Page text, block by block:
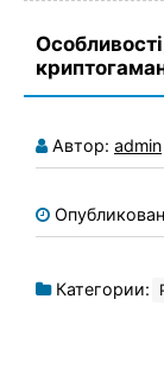
Автор: admin
Категории: